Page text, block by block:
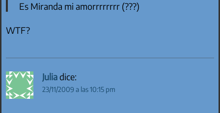
Es Miranda mi amorrrrrrrr (???)
WTF?
Juliadice:
23/11/2009 a las 10:15 pm